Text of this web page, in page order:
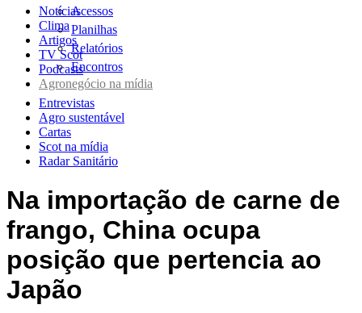
Acessos
Planilhas
Relatórios
Encontros
Notícias
Clima
Artigos
TV Scot
Podcasts
Agronegócio na mídia
Entrevistas
Agro sustentável
Cartas
Scot na mídia
Radar Sanitário
Na importação de carne de
frango, China ocupa
posição que pertencia ao
Japão